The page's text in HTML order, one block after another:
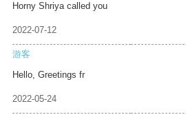
Horny Shriya called you
2022-07-12
游客
Hello, Greetings fr
2022-05-24